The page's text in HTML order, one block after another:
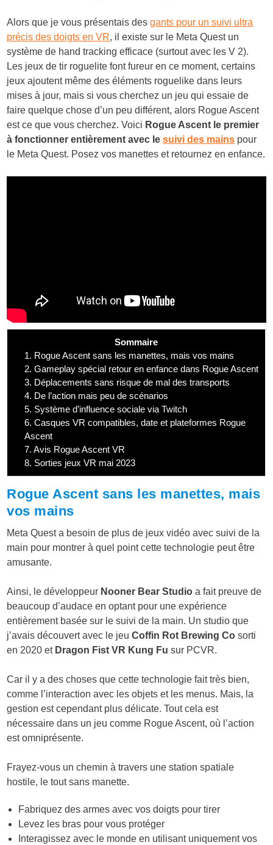
Alors que je vous présentais desgants pour un suivi ultra
précis des doigts en VR, il existe sur le Meta Quest un
système de hand tracking efficace (surtout avec les V 2).
Les jeux de tir roguelite font fureur en ce moment, certains
jeux ajoutent même des éléments roguelike dans leurs
mises à jour, mais si vous cherchez un jeu qui essaie de
faire quelque chose d’un peu différent, alors Rogue Ascent
est ce que vous cherchez. Voici Rogue Ascent le premier
à fonctionner entièrement avec lesuivi des mains pour
le Meta Quest. Posez vos manettes et retournez en enfance.
Sommaire
1. Rogue Ascent sans les manettes, mais vos mains
2. Gameplay spécial retour en enfance dans Rogue Ascent
3. Déplacements sans risque de mal des transports
4. De l’action mais peu de scénarios
5. Système d’influence sociale via Twitch
6. Casques VR compatibles, date et plateformes Rogue
Ascent
7. Avis Rogue Ascent VR
8. Sorties jeux VR mai 2023
Rogue Ascent sans les manettes, mais
vos mains
Meta Quest a besoin de plus de jeux vidéo avec suivi de la
main pour montrer à quel point cette technologie peut être
amusante.
Ainsi, le développeur Nooner Bear Studio a fait preuve de
beaucoup d’audace en optant pour une expérience
entièrement basée sur le suivi de la main. Un studio que
j’avais découvert avec le jeuCoffin Rot Brewing Co sorti
en 2020 et Dragon Fist VR Kung Fu sur PCVR.
Car il y a des choses que cette technologie fait très bien,
comme l’interaction avec les objets et les menus. Mais, la
gestion est cependant plus délicate. Tout cela est
nécessaire dans un jeu comme Rogue Ascent, où l’action
est omniprésente.
Frayez-vous un chemin à travers une station spatiale
hostile, le tout sans manette.
Fabriquez des armes avec vos doigts pour tirer
Levez les bras pour vous protéger
Interagissez avec le monde en utilisant uniquement vos